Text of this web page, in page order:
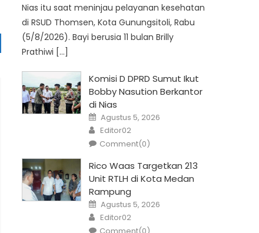
Nias itu saat meninjau pelayanan kesehatan
di RSUD Thomsen, Kota Gunungsitoli, Rabu
(5/8/2026). Bayi berusia 11 bulan Brilly
Prathiwi […]
Komisi D DPRD Sumut Ikut
Bobby Nasution Berkantor
di Nias
Posted
on
Agustus 5, 2026
Author
Editor02
Comment(0)
Rico Waas Targetkan 213
Unit RTLH di Kota Medan
Rampung
Posted
on
Agustus 5, 2026
Author
Editor02